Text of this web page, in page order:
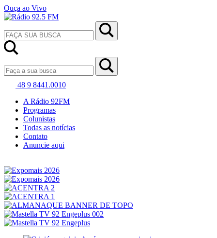
Ouça ao Vivo
48 9 8441.0010
A Rádio 92FM
Programas
Colunistas
Todas as notícias
Contato
Anuncie aqui